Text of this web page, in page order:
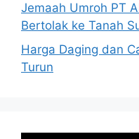
Jemaah Umroh PT
Bertolak ke Tanah
Harga Daging dan
Turun